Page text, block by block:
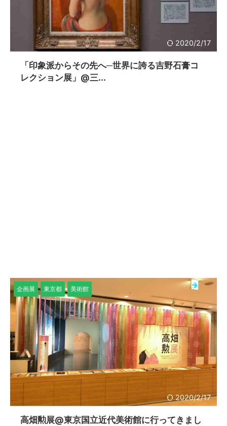
2020/2/17
「印象派からその先へ─世界に誇る吉野石膏コ
レクション展」@三...
2020/2/17
企画展 東京都 美術館
高畑勲展@東京国立近代美術館に行ってきまし